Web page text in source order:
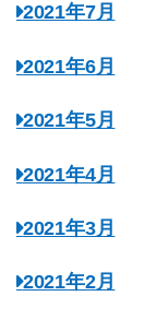
2021年7月
2021年6月
2021年5月
2021年4月
2021年3月
2021年2月